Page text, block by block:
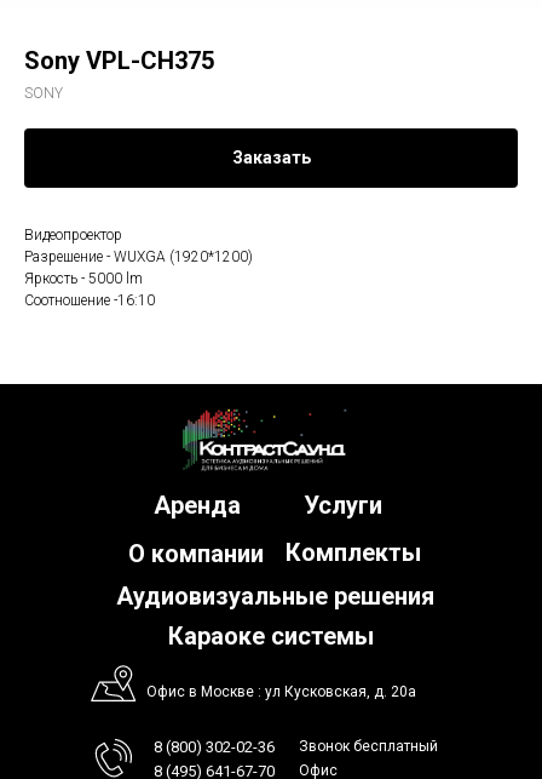
Sony VPL-CH375
SONY
Заказать
Видеопроектор
Разрешение - WUXGA (1920*1200)
Яркость - 5000 lm
Соотношение -16:10
Комплекты
Услуги
Аудиовизуальные решения
Офис в Москве : ул Кусковская, д. 20а
8 (800) 302-02-36 Звонок бесплатный
8 (495) 641-67-70 Офис
О компании
Аренда
Караоке системы